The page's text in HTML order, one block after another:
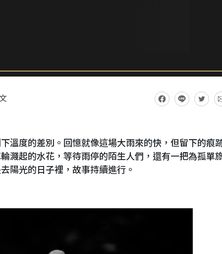
溫度的差別。回憶就像這場大雨來的快，但留下的痕
濺起的水花，等待雨停的陌生人們，還有一把為孤單
陽光的日子裡，故事持續進行。